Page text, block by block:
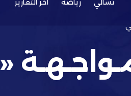
تسالي رياضة آخر التقارير